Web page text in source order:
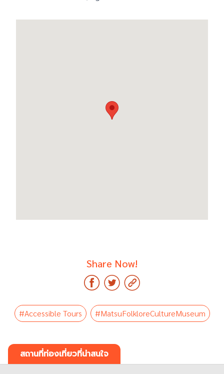
Share Now!
#Accessible Tours #MatsuFolkloreCultureMuseum
สถานที่ท่องเที่ยวที่น่าสนใจ